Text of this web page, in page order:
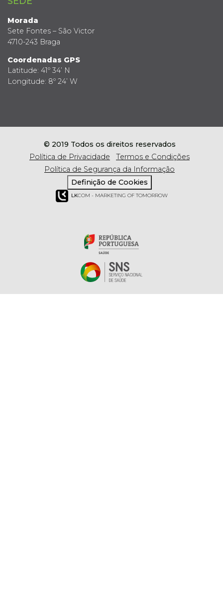
Morada
Sete Fontes – São Victor
4710-243 Braga
Coordenadas GPS
Latitude: 41º 34’ N
Longitude: 8º 24’ W
© 2019 Todos os direitos reservados
Política de Privacidade
Termos e Condições
Política de Segurança da Informação
Definição de Cookies
LKCOM - MARKETING OF TOMORROW